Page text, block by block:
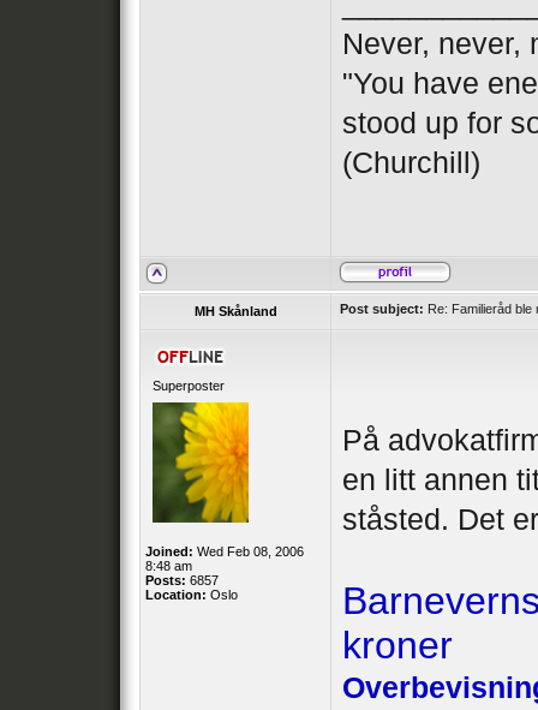
Never, never,
"You have
stood up for
(Churchill)
MH Skånland Post subject: Re: Familieråd
Superposter
Joined: Wed Feb 08, 2006
8:48 am
Posts: 6857
Location: Oslo
På
en litt annen
ståsted. Det
kroner